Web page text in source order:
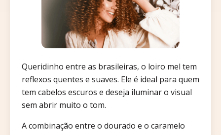
Queridinho entre as brasileiras, o loiro mel tem
reflexos quentes e suaves. Ele é ideal para quem
tem cabelos escuros e deseja iluminar o visual
sem abrir muito o tom.
A combinação entre o dourado e o caramelo